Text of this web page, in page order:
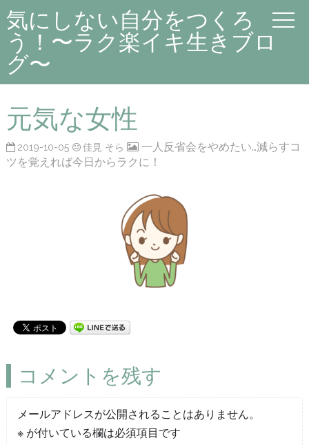
気にしない自分をつくろ
う！〜ラク楽イキ生きブロ
グ〜
元気な女性
2019-10-05 佳見 そら
一人反省会をやめたい…減らすコ
ツを覚えれば今日からラクに！
コメントを残す
メールアドレスが公開されることはありません。
※が付いている欄は必須項目です